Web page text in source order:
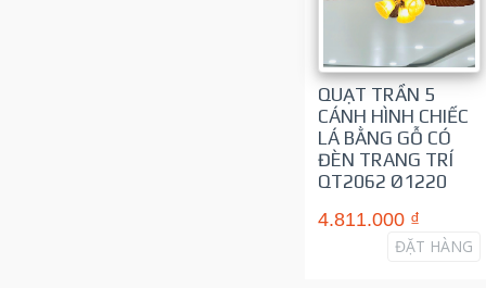
QUẠT TRẦN 5
CÁNH HÌNH CHIẾC
LÁ BẰNG GỖ CÓ
ĐÈN TRANG TRÍ
QT2062 Ø1220
4.811.000 ₫
ĐẶT HÀNG